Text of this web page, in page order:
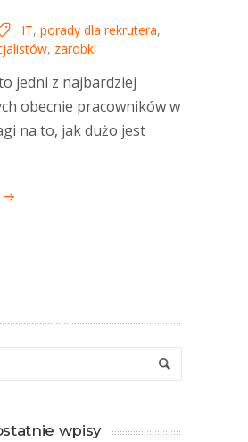
IT, porady dla rekrutera,
, zarobki
jedni z najbardziej
obecnie pracowników w
na to, jak dużo jest
wpisy